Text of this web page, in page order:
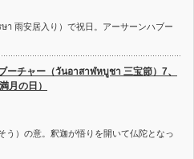
雨安居入り）で祝日。アーサーンハブー
ーチャー（วันอาสาฬหบูชา 三宝節）7、
月の日）
）の意。釈迦が悟りを開いて仏陀となっ